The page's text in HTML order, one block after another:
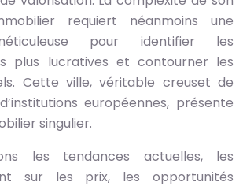
requiert néanmoins une
pour identifier les
plus lucratives et contourner les
Cette ville, véritable creuset de
européennes, présente
singulier.
les tendances actuelles, les
sur les prix, les opportunités